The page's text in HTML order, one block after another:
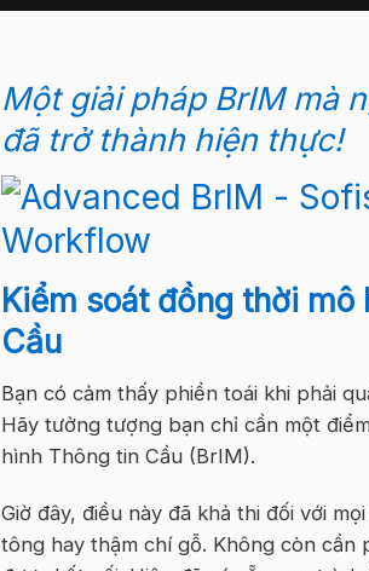
Một giải pháp BrIM mà
đã trở thành hiện thực!
Kiểm soát đồng thời mô
Cầu
Bạn có cảm thấy phiền toái khi phải
Hãy tưởng tượng bạn chỉ cần một
hình Thông tin Cầu (BrIM).
Giờ đây, điều này đã khả thi đối với
tông hay thậm chí gỗ. Không còn cần